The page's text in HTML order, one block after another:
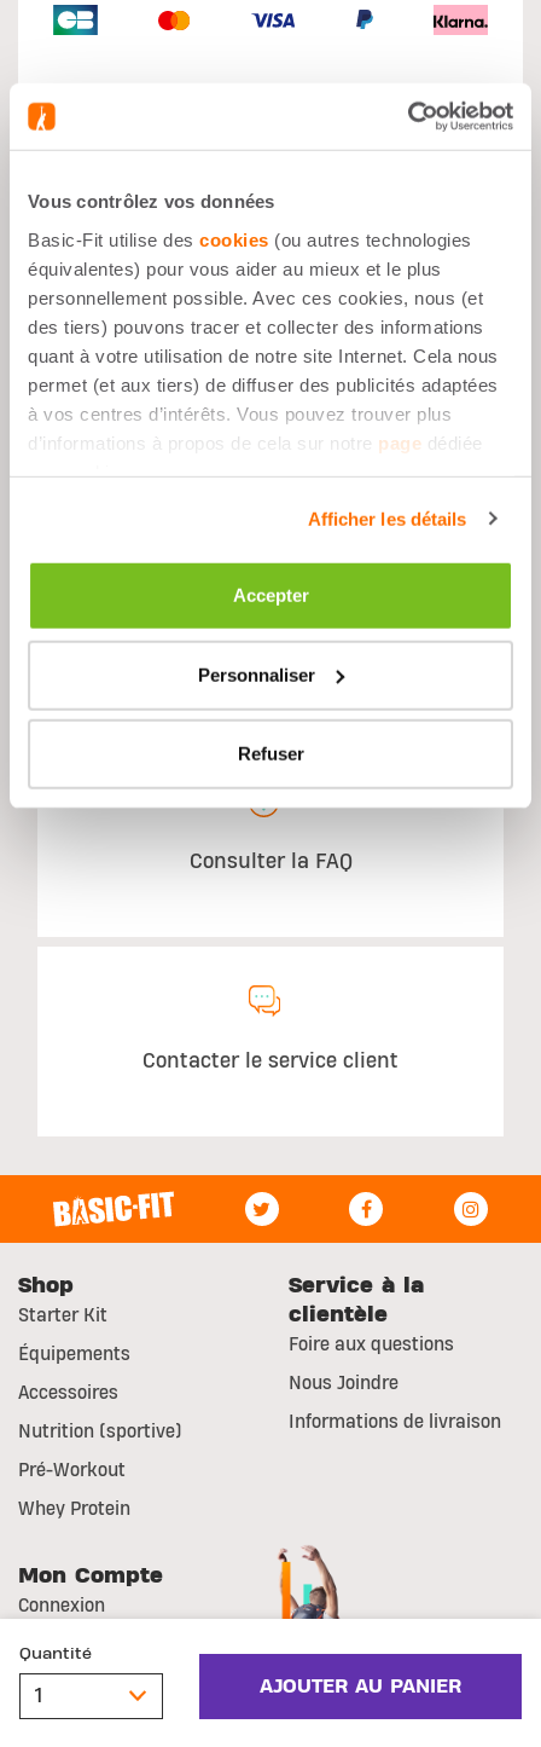
Vous contrôlez vos données
Basic-Fit utilise des cookies (ou autres technologies
équivalentes) pour vous aider au mieux et le plus
personnellement possible. Avec ces cookies, nous (et
des tiers) pouvons tracer et collecter des informations
quant à votre utilisation de notre site Internet. Cela nous
permet (et aux tiers) de diffuser des publicités adaptées
à vos centres d’intérêts. Vous pouvez trouver plus
d’informations à propos de cela sur notre page dédiée
Afficher les détails
Accepter
Personnaliser
Refuser
Quantité
AJOUTER AU PANIER
15 Litre - 30x50 cm
Compartiment principal spacieux avec
fermeture à glissière
Multiples poches intérieures et
extérieures pour une meilleure
organisation
Bretelle réglable et détachable pour un
transport confortable
AVEZ-VOUS DES QUESTIONS?
Consulter la FAQ
Contacter le service client
Shop
Starter Kit
Équipements
Accessoires
Nutrition (sportive)
Pré-Workout
Whey Protein
Service à la
clientèle
Foire aux questions
Nous Joindre
Informations de livraison
Mon Compte
Connexion
Mes commandes